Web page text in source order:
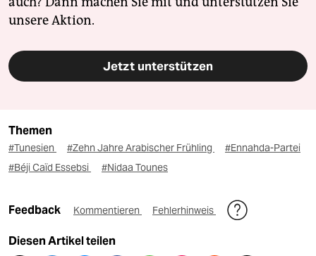
unsere Aktion.
Jetzt unterstützen
Themen
#Tunesien #Zehn Jahre Arabischer Frühling
#Ennahda-Partei
#Béji Caïd Essebsi
#Nidaa Tounes
Feedback Kommentieren Fehlerhinweis
Diesen Artikel teilen